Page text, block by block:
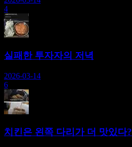
4
실패한 투자자의 저녁
2026-03-14
6
치킨은 왼쪽 다리가 더 맛있다?